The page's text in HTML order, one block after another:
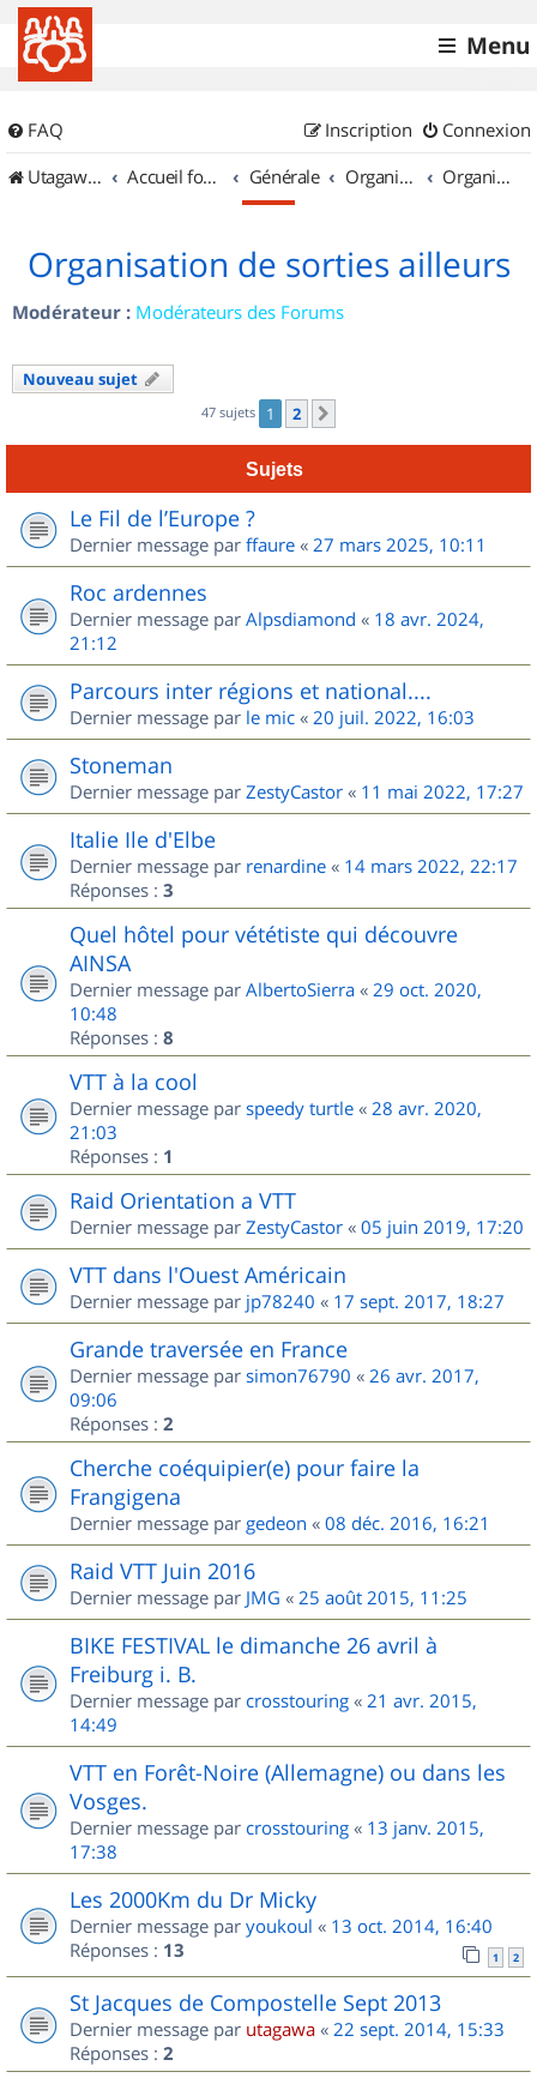
Menu
FAQ Connexion
Inscription
UtagawaVTT (Randos VTT et VTTAE avec traces GPS)
Accueil forum Générale Organisation de sorties & Recherche de partenaires Organisation de sorties ailleurs
Organisation de sorties ailleurs
Modérateur : Modérateurs des Forums
Nouveau sujet
47 sujets 1 2
Sujets
Le Fil de l’Europe ?
Dernier message par ffaure « 27 mars 2025, 10:11
Roc ardennes
Dernier message par Alpsdiamond « 18 avr. 2024,
21:12
Parcours inter régions et national....
Dernier message par le mic « 20 juil. 2022, 16:03
Stoneman
Dernier message par ZestyCastor « 11 mai 2022, 17:27
Italie Ile d'Elbe
Dernier message par renardine « 14 mars 2022, 22:17
Réponses : 3
Quel hôtel pour vététiste qui découvre
AINSA
Dernier message par AlbertoSierra « 29 oct. 2020,
10:48
Réponses : 8
VTT à la cool
Dernier message par speedy turtle « 28 avr. 2020,
21:03
Réponses : 1
Raid Orientation a VTT
Dernier message par ZestyCastor « 05 juin 2019, 17:20
VTT dans l'Ouest Américain
Dernier message par jp78240 « 17 sept. 2017, 18:27
Grande traversée en France
Dernier message par simon76790 « 26 avr. 2017,
09:06
Réponses : 2
Cherche coéquipier(e) pour faire la
Frangigena
Dernier message par gedeon « 08 déc. 2016, 16:21
Raid VTT Juin 2016
Dernier message par JMG « 25 août 2015, 11:25
BIKE FESTIVAL le dimanche 26 avril à
Freiburg i. B.
Dernier message par crosstouring « 21 avr. 2015,
14:49
VTT en Forêt-Noire (Allemagne) ou dans les
Vosges.
Dernier message par crosstouring « 13 janv. 2015,
17:38
Les 2000Km du Dr Micky
Dernier message par youkoul « 13 oct. 2014, 16:40
Réponses : 13 1 2
St Jacques de Compostelle Sept 2013
Dernier message par utagawa « 22 sept. 2014, 15:33
Réponses : 2